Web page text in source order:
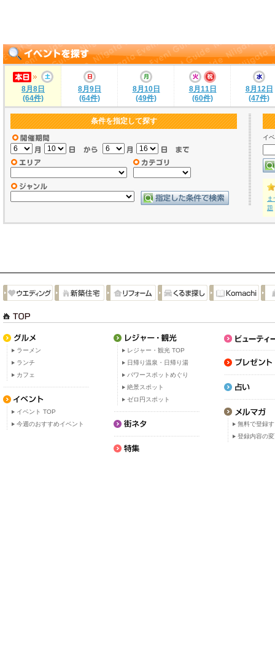
8月8日
(64件)
8月9日
(64件)
8月10日
(49件)
8月11日
(60件)
8月12日
(47件)
条件を指定して探す
イ
ま
題
ラーメン
ランチ
カフェ
イベント TOP
今週のおすすめイベント
レジャー・観光 TOP
日帰り温泉・日帰り湯
パワースポットめぐり
絶景スポット
ゼロ円スポット
無料で登録
登録内容の